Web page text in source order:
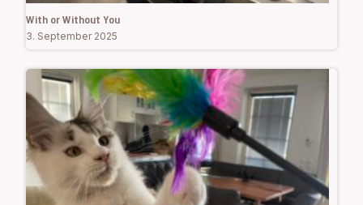
With or Without You
3. September 2025